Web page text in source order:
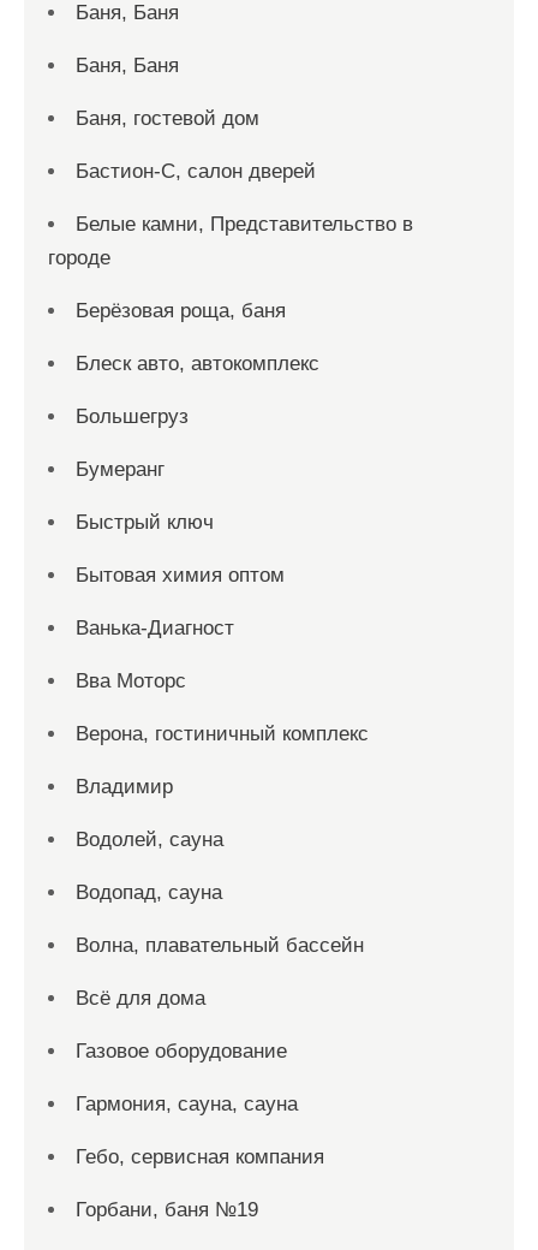
Баня, Баня
Баня, Баня
Баня, гостевой дом
Бастион-С, салон дверей
Белые камни, Представительство в
городе
Берёзовая роща, баня
Блеск авто, автокомплекс
Большегруз
Бумеранг
Быстрый ключ
Бытовая химия оптом
Ванька-Диагност
Вва Моторс
Верона, гостиничный комплекс
Владимир
Водолей, сауна
Водопад, сауна
Волна, плавательный бассейн
Всё для дома
Газовое оборудование
Гармония, сауна, сауна
Гебо, сервисная компания
Горбани, баня №19